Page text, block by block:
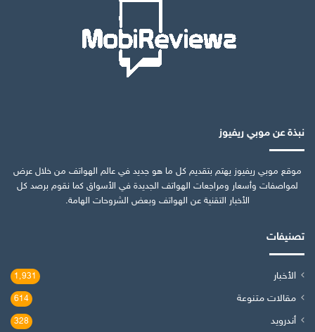
نبذة عن موبي ريفيوز
موقع موبي ريفيوز يهتم بتقديم كل ما هو جديد في عالم الهواتف من خلال عرض
لمواصفات وأسعار ومراجعات الهواتف الجديدة في الأسواق كما نقوم برصد كل
الأخبار التقنية عن الهواتف وبعض الشروحات الهامة.
تصنيفات
الأخبار 1٬931
مقالات متنوعة 614
أندرويد 328